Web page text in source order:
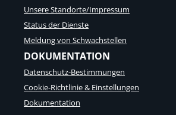
Unsere Standorte/Impressum
Status der Dienste
Meldung von Schwachstellen
DOKUMENTATION
Datenschutz-Bestimmungen
Cookie-Richtlinie & Einstellungen
Dokumentation